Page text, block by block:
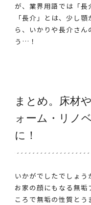
が、業界用語では「長
「長介」とは、少し
ら、いかりや長介さ
う…！
まとめ。床材
ォーム・リノ
に！
いかがでしたでしょう
お家の顔にもなる無
ころで無垢の性質と